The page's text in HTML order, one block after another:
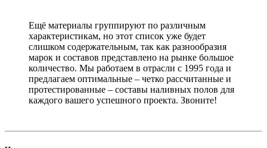
Ещё материалы группируют по различным
характеристикам, но этот список уже будет
слишком содержательным, так как разнообразия
марок и составов представлено на рынке большое
количество. Мы работаем в отрасли с 1995 года и
предлагаем оптимальные – четко рассчитанные и
протестированные – составы наливных полов для
каждого вашего успешного проекта. Звоните!